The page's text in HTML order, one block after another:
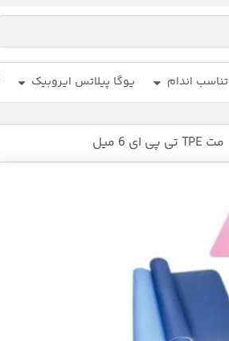
تناسب اندام یوگا پیلاتس ایروبیک
مت TPE تی پی ای 6 میل